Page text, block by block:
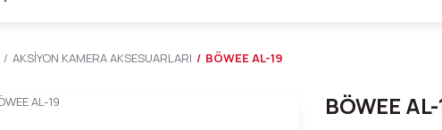
AKSİYON KAMERA AKSESUARLARI BÖWEE AL-19
BÖWEE